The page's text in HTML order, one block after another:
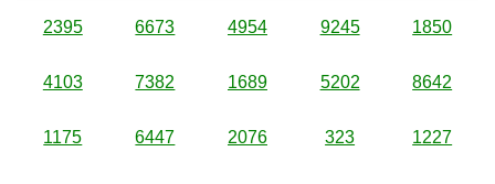
2395 6673 4954 9245 1850
4103 7382 1689 5202 8642
1175 6447 2076 323 1227